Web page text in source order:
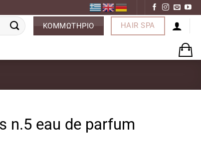
ΚΟΜΜΩΤΗΡΙΟ HAIR SPA
n.5 eau de parfum